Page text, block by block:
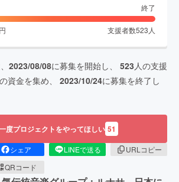
終了
円 支援者数523 人
2023/08/08に募集を開始し、 523人の支援
資金を集め、 2023/10/24に募集を終了し
度プロジェクトをやってほしい 51
シェア LINEで送る
URLコピー
QRコード